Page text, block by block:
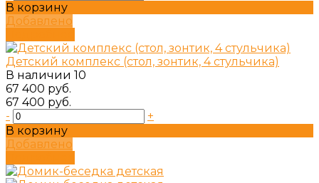
В корзину
Добавлено
Детский комплекс (стол, зонтик, 4 стульчика)
В наличии 10
67 400 руб.
67 400 руб.
-
+
В корзину
Добавлено